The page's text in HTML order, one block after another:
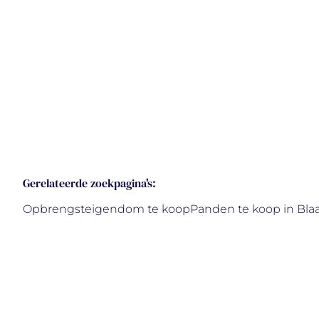
Gerelateerde zoekpagina's:
Opbrengsteigendom te koopPanden te koop in